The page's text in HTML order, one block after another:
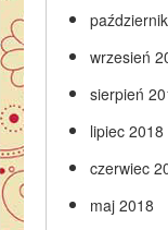
wrzesień
sierpień
lipiec 2018
czerwiec
maj 2018